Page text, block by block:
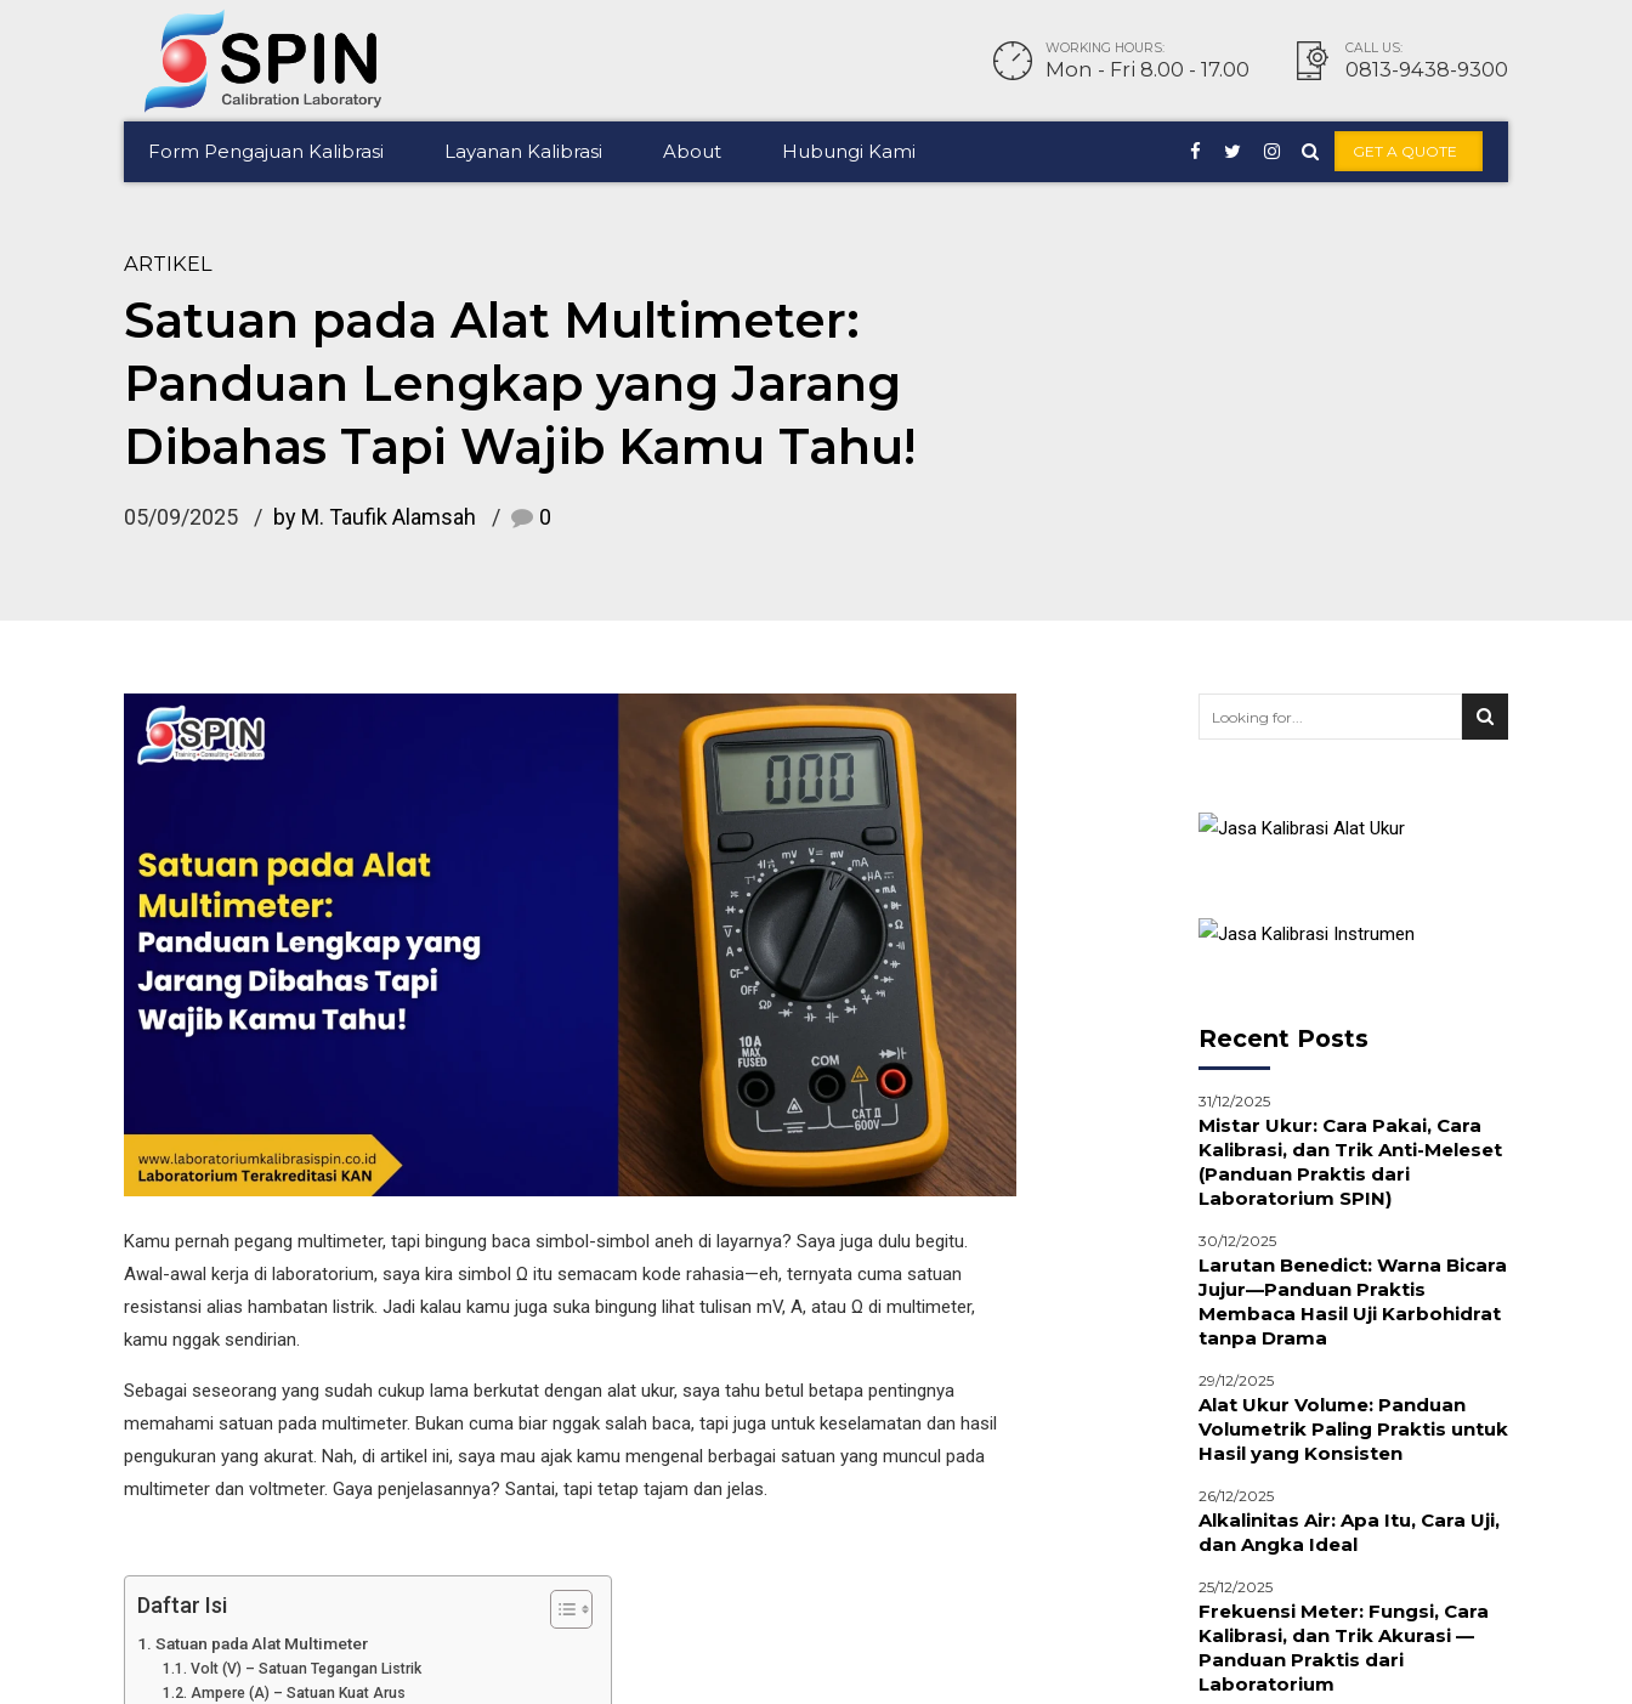
WORKING HOURS:
Mon - Fri 8.00 - 17.00
CALL US:
0813-9438-9300
GET A QUOTE
Form Pengajuan Kalibrasi Layanan Kalibrasi About Hubungi Kami
ARTIKEL
Satuan pada Alat Multimeter:
Panduan Lengkap yang Jarang
Dibahas Tapi Wajib Kamu Tahu!
05/09/2025 by M. Taufik Alamsah 0
Kamu pernah pegang multimeter, tapi bingung baca simbol-simbol aneh di layarnya? Saya juga dulu begitu.
Awal-awal kerja di laboratorium, saya kira simbol Ω itu semacam kode rahasia—eh, ternyata cuma satuan
resistansi alias hambatan listrik. Jadi kalau kamu juga suka bingung lihat tulisan mV, A, atau Ω di multimeter,
kamu nggak sendirian.
Sebagai seseorang yang sudah cukup lama berkutat dengan alat ukur, saya tahu betul betapa pentingnya
memahami satuan pada multimeter. Bukan cuma biar nggak salah baca, tapi juga untuk keselamatan dan hasil
pengukuran yang akurat. Nah, di artikel ini, saya mau ajak kamu mengenal berbagai satuan yang muncul pada
multimeter dan voltmeter. Gaya penjelasannya? Santai, tapi tetap tajam dan jelas.
Daftar Isi
Satuan pada Alat Multimeter
Volt (V) – Satuan Tegangan Listrik
Ampere (A) – Satuan Kuat Arus
Recent Posts
31/12/2025
Mistar Ukur: Cara Pakai, Cara
Kalibrasi, dan Trik Anti-Meleset
(Panduan Praktis dari
Laboratorium SPIN)
30/12/2025
Larutan Benedict: Warna Bicara
Jujur—Panduan Praktis
Membaca Hasil Uji Karbohidrat
tanpa Drama
29/12/2025
Alat Ukur Volume: Panduan
Volumetrik Paling Praktis untuk
Hasil yang Konsisten
26/12/2025
Alkalinitas Air: Apa Itu, Cara Uji,
dan Angka Ideal
25/12/2025
Frekuensi Meter: Fungsi, Cara
Kalibrasi, dan Trik Akurasi —
Panduan Praktis dari
Laboratorium